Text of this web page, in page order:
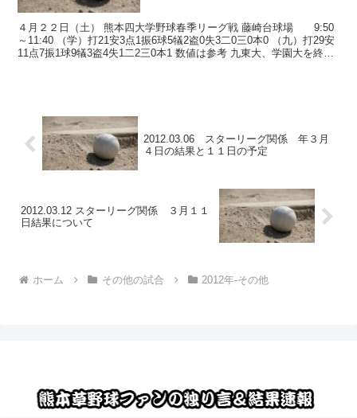
４月２２日（土） 熊本四大学野球春季リーグ戦 藤崎台球場 9:50
～11:40 （学）打21安3点1振6球5犠2盗0失3二0三0本0 （九）打29安
11点7振1球9犠3盗4失1二2三0本1 数値は参考 九東大、学園大を終始
2012.03.06 スターリーグ関係 年３月
４日の結果と１１日の予定
2012.03.12 スターリーグ関係 ３月１１
日結果について
ホーム その他の試合 2012年-その他